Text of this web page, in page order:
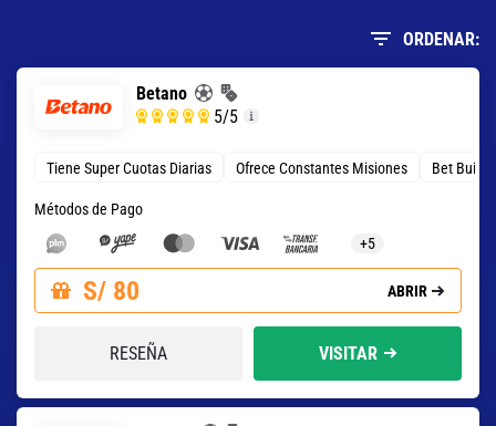
ORDENAR:
Betano
5/5
Tiene Super Cuotas Diarias Ofrece Constantes Misiones Bet
Métodos de Pago
+5
S/ 80 ABRIR
RESEÑA VISITAR